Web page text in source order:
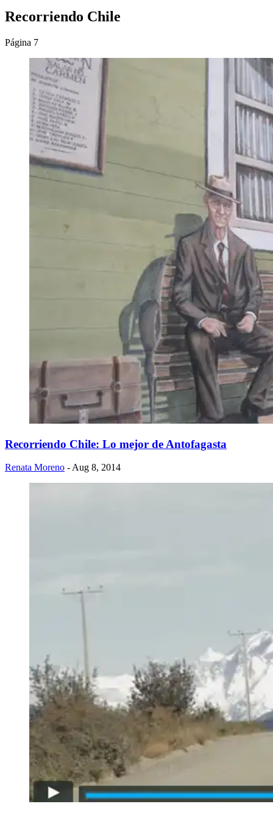
Recorriendo Chile
Página 7
Recorriendo Chile: Lo mejor de Antofagasta
Renata Moreno - Aug 8, 2014